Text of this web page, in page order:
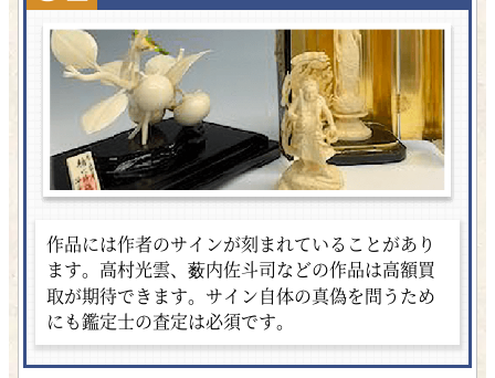
作品には作者のサインが刻まれていることがあり
ます。高村光雲、薮内佐斗司などの作品は高額買
取が期待できます。サイン自体の真偽を問うため
にも鑑定士の査定は必須です。